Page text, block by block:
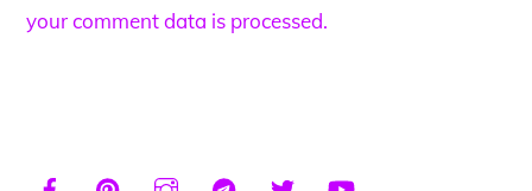
your comment data is processed.